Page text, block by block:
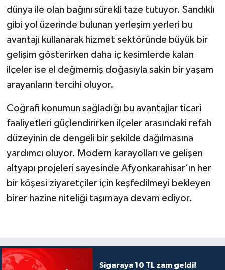
dünya ile olan bağını sürekli taze tutuyor. Sandıklı
gibi yol üzerinde bulunan yerleşim yerleri bu
avantajı kullanarak hizmet sektöründe büyük bir
gelişim gösterirken daha iç kesimlerde kalan
ilçeler ise el değmemiş doğasıyla sakin bir yaşam
arayanların tercihi oluyor.
Coğrafi konumun sağladığı bu avantajlar ticari
faaliyetleri güçlendirirken ilçeler arasındaki refah
düzeyinin de dengeli bir şekilde dağılmasına
yardımcı oluyor. Modern karayolları ve gelişen
altyapı projeleri sayesinde Afyonkarahisar’ın her
bir köşesi ziyaretçiler için keşfedilmeyi bekleyen
birer hazine niteliği taşımaya devam ediyor.
Sigaraya 10 TL zam geldi!